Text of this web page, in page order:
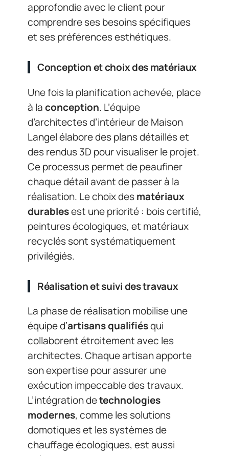
approfondie avec le client pour
comprendre ses besoins spécifiques
et ses préférences esthétiques.
Conception et choix des matériaux
Une fois la planification achevée, place
à laconception. L’équipe
d’architectes d’intérieur de Maison
Langel élabore des plans détaillés et
des rendus 3D pour visualiser le projet.
Ce processus permet de peaufiner
chaque détail avant de passer à la
réalisation. Le choix desmatériaux
durablesest une priorité : bois certifié,
peintures écologiques, et matériaux
recyclés sont systématiquement
privilégiés.
Réalisation et suivi des travaux
La phase de réalisation mobilise une
équipe d’artisans qualifiésqui
collaborent étroitement avec les
architectes. Chaque artisan apporte
son expertise pour assurer une
exécution impeccable des travaux.
L’intégration detechnologies
modernes, comme les solutions
domotiques et les systèmes de
chauffage écologiques, est aussi